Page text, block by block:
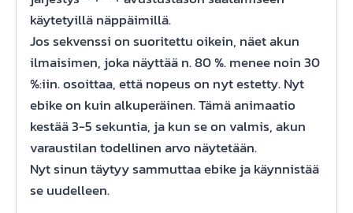
käytetyillä näppäimillä.
Jos sekvenssi on suoritettu oikein, näet akun
ilmaisimen, joka näyttää n. 80 %. menee noin 30
%:iin. osoittaa, että nopeus on nyt estetty. Nyt
ebike on kuin alkuperäinen. Tämä animaatio
kestää 3-5 sekuntia, ja kun se on valmis, akun
varaustilan todellinen arvo näytetään.
Nyt sinun täytyy sammuttaa ebike ja käynnistää
se uudelleen.